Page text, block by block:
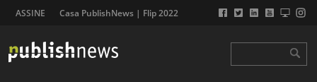
ASSINE Casa PublishNews | Flip 2022